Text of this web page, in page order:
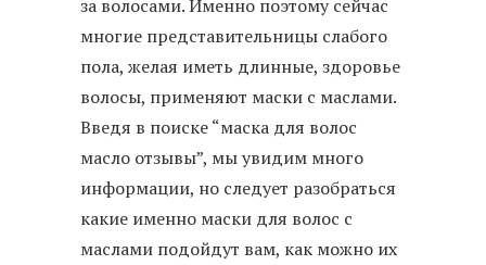
за волосами. Именно поэтому сейчас
многие представительницы слабого
пола, желая иметь длинные, здоровье
волосы, применяют маски с маслами.
Введя в поиске “маска для волос
масло отзывы”, мы увидим много
информации, но следует разобраться
какие именно маски для волос с
маслами подойдут вам, как можно их